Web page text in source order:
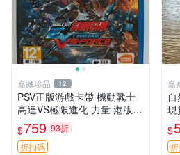
嘉藏珍品 12
PSV正版游戲卡帶 機動戰士
高達VS極限進化 力量 港版中
文 盒裝全新未開封，支持所
有日版，港版或其他地區的P
SV游戲機主機，（除外），
$759 93折
折扣碼
嘉
現
關
專
$